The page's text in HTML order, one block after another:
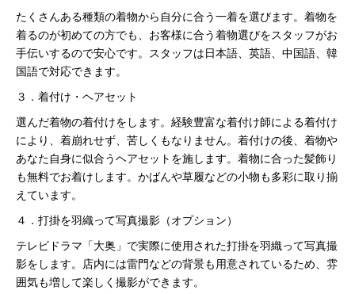
たくさんある種類の着物から自分に合う一着を選びます。着物を
着るのが初めての方でも、お客様に合う着物選びをスタッフがお
手伝いするので安心です。スタッフは日本語、英語、中国語、韓
国語で対応できます。
３．着付け・ヘアセット
選んだ着物の着付けをします。経験豊富な着付け師による着付け
により、着崩れせず、苦しくもなりません。着付けの後、着物や
あなた自身に似合うヘアセットを施します。着物に合った髪飾り
も無料でお着けします。かばんや草履などの小物も多彩に取り揃
えています。
４．打掛を羽織って写真撮影（オプション）
テレビドラマ「大奥」で実際に使用された打掛を羽織って写真撮
影をします。店内には雷門などの背景も用意されているため、雰
囲気も増して楽しく撮影ができます。